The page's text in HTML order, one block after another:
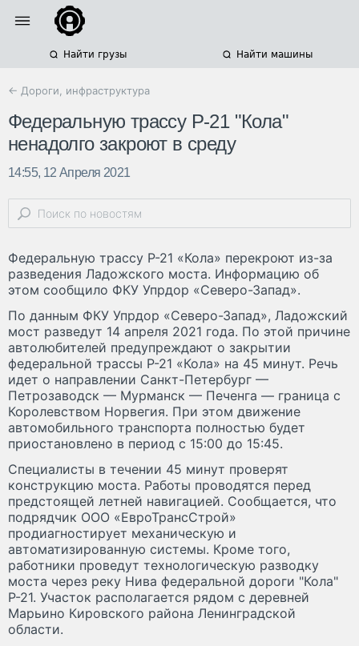
Найти грузы Найти машины
← Дороги, инфраструктура
Федеральную трассу Р-21 "Кола"
ненадолго закроют в среду
14:55, 12 Апреля 2021
Федеральную трассу Р-21 «Кола» перекроют из-за
разведения Ладожского моста. Информацию об
этом сообщило ФКУ Упрдор «Северо-Запад».
По данным ФКУ Упрдор «Северо-Запад», Ладожский
мост разведут 14 апреля 2021 года. По этой причине
автолюбителей предупреждают о закрытии
федеральной трассы Р-21 «Кола» на 45 минут. Речь
идет о направлении Санкт-Петербург —
Петрозаводск — Мурманск — Печенга — граница с
Королевством Норвегия. При этом движение
автомобильного транспорта полностью будет
приостановлено в период с 15:00 до 15:45.
Специалисты в течении 45 минут проверят
конструкцию моста. Работы проводятся перед
предстоящей летней навигацией. Сообщается, что
подрядчик ООО «ЕвроТрансСтрой»
продиагностирует механическую и
автоматизированную системы. Кроме того,
работники проведут технологическую разводку
моста через реку Нива федеральной дороги "Кола"
Р-21. Участок располагается рядом с деревней
Марьино Кировского района Ленинградской
области.